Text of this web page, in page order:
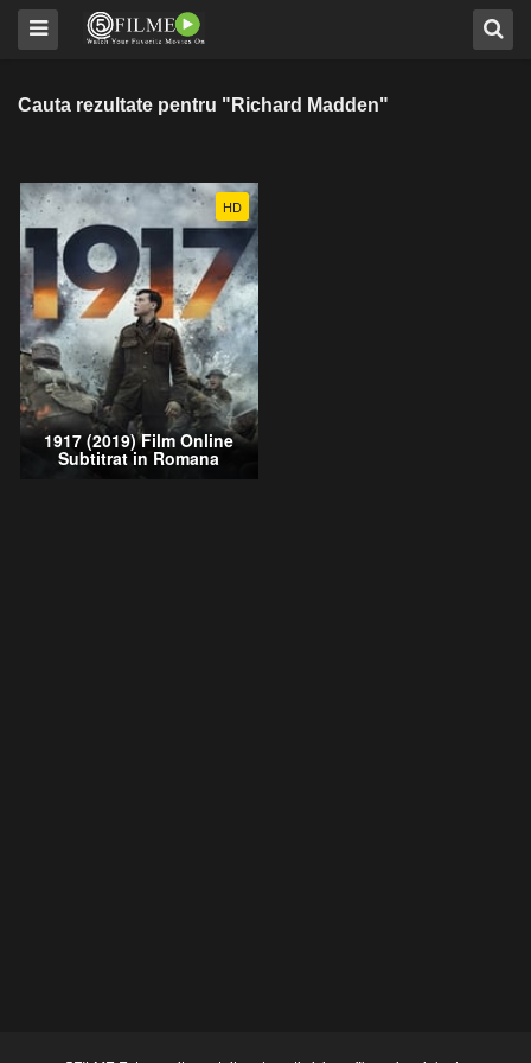
Cauta rezultate pentru "Richard Madden"
HD
1917 (2019) Film Online
Subtitrat in Romana